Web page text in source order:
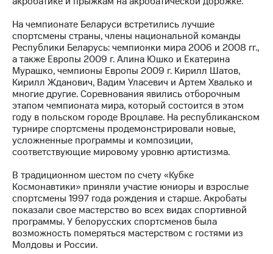
МТС
о технологиях
Достижения
Интервью
Финансовая
отчетность
Контакты
Пригласить
спикера
и акционерам
Корпоративное
управление
Корпоративный
На чемпионате Беларуси встретились лучшие
спортсмены страны, члены национальной команды
Республики Беларусь: чемпионки мира 2006 и 2008 гг.,
а также Европы 2009 г. Алина Юшко и Екатерина
Мурашко, чемпионы Европы 2009 г. Кирилл Шатов,
Кирилл Жданович, Вадим Уласевич и Артем Хвалько и
многие другие. Соревнования явились отборочным
этапом чемпионата мира, который состоится в этом
году в польском городе Вроцлаве. На республиканском
турнире спортсмены продемонстрировали новые,
усложненные программы и композиции,
соответствующие мировому уровню артистизма.
В традиционном шестом по счету «Кубке
Космонавтики» приняли участие юниоры и взрослые
спортсмены 1997 года рождения и старше. Акробаты
показали свое мастерство во всех видах спортивной
программы. У белорусских спортсменов была
возможность померяться мастерством с гостями из
Молдовы и России.